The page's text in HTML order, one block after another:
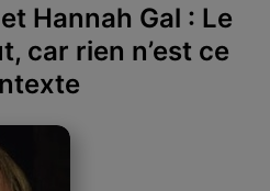
Hannah Gal : Le
car rien n’est ce